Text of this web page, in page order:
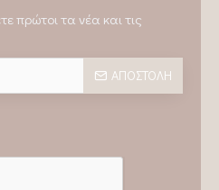
πρώτοι τα νέα και τις
ΑΠΟΣΤΟΛΉ